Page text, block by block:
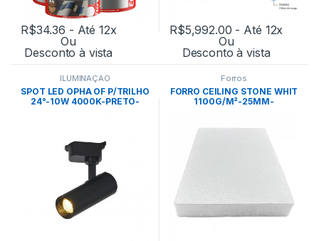
R$34.36 - Até 12x
Ou
Desconto à vista
R$5,992.00 - Até 12x
Ou
Desconto à vista
ILUMINAÇÃO
SPOT LED OPHA OF P/TRILHO
24°-10W 4000K-PRETO-
Forros
FORRO CEILING STONE WHIT
1100G/M²-25MM-